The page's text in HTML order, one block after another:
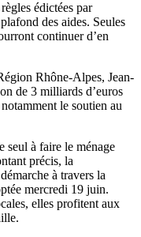
édictées par
des aides. Seules
continuer d’en
Rhône-Alpes, Jean-
de 3 milliards d’euros
le soutien au
seul à faire le ménage
précis, la
à travers la
mercredi 19 juin.
elles profitent aux